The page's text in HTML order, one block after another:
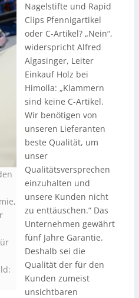
Nagelstifte und Rapid
Clips Pfennigartikel
oder C-Artikel? „Nein“,
widerspricht Alfred
Algasinger, Leiter
Einkauf Holz bei
Himolla: „Klammern
sind keine C-Artikel.
Wir benötigen von
unseren Lieferanten
beste Qualität, um
unser
Qualitätsversprechen
einzuhalten und
unsere Kunden nicht
zu enttäuschen.“ Das
Unternehmen gewährt
fünf Jahre Garantie.
Deshalb sei die
Qualität der für den
Kunden zumeist
unsichtbaren